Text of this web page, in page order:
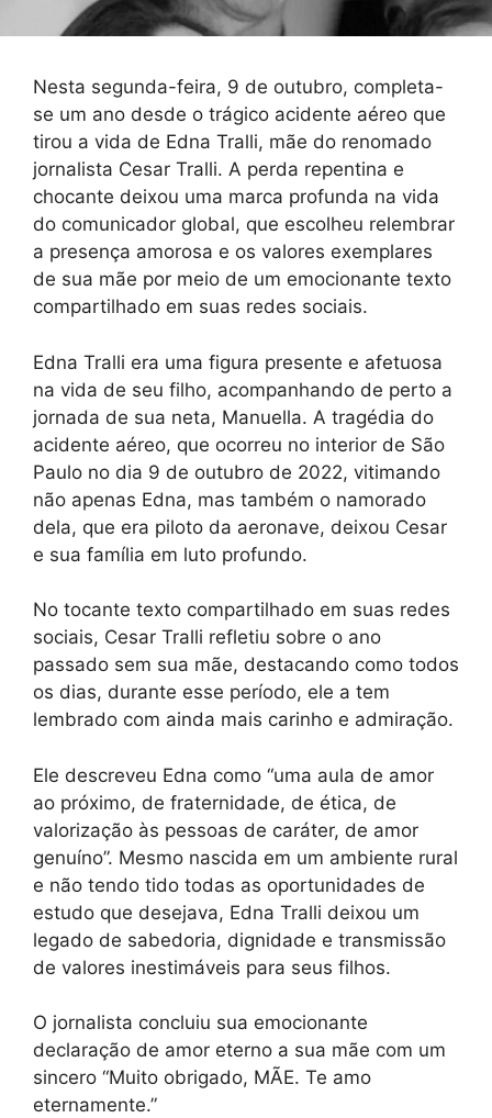
Nesta segunda-feira, 9 de outubro, completa-
se um ano desde o trágico acidente aéreo que
tirou a vida de Edna Tralli, mãe do renomado
jornalista Cesar Tralli. A perda repentina e
chocante deixou uma marca profunda na vida
do comunicador global, que escolheu relembrar
a presença amorosa e os valores exemplares
de sua mãe por meio de um emocionante texto
compartilhado em suas redes sociais.
Edna Tralli era uma figura presente e afetuosa
na vida de seu filho, acompanhando de perto a
jornada de sua neta, Manuella. A tragédia do
acidente aéreo, que ocorreu no interior de São
Paulo no dia 9 de outubro de 2022, vitimando
não apenas Edna, mas também o namorado
dela, que era piloto da aeronave, deixou Cesar
e sua família em luto profundo.
No tocante texto compartilhado em suas redes
sociais, Cesar Tralli refletiu sobre o ano
passado sem sua mãe, destacando como todos
os dias, durante esse período, ele a tem
lembrado com ainda mais carinho e admiração.
Ele descreveu Edna como “uma aula de amor
ao próximo, de fraternidade, de ética, de
valorização às pessoas de caráter, de amor
genuíno”. Mesmo nascida em um ambiente rural
e não tendo tido todas as oportunidades de
estudo que desejava, Edna Tralli deixou um
legado de sabedoria, dignidade e transmissão
de valores inestimáveis para seus filhos.
O jornalista concluiu sua emocionante
declaração de amor eterno a sua mãe com um
sincero “Muito obrigado, MÃE. Te amo
eternamente.”